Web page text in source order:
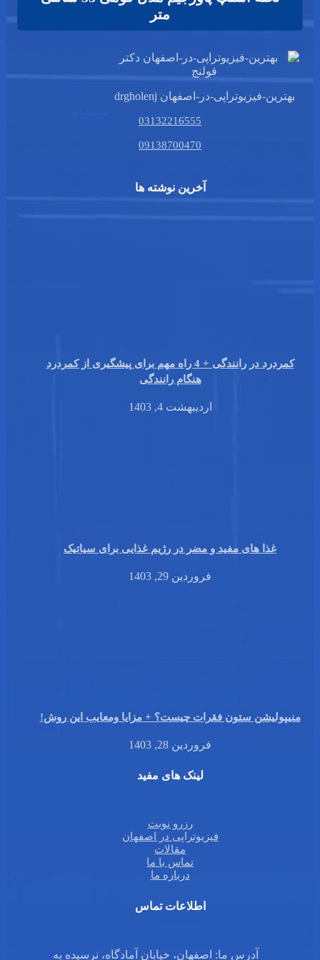
متر
بهترین-فیزیوتراپی-در-اصفهان drgholenj
03132216555
09138700470
آخرین نوشته ها
کمردرد در رانندگی + 4 راه مهم برای پیشگیری از کمردرد
هنگام رانندگی
اردیبهشت 4, 1403
غذا های مفید و مضر در رژیم غذایی برای سیاتیک
فروردین 29, 1403
منیپولیشن ستون فقرات چیست؟ + مزایا ومعایب این روش!
فروردین 28, 1403
لینک های مفید
رزرو نوبت
فیزیوتراپی در اصفهان
مقالات
تماس با ما
درباره ما
اطلاعات تماس
آدرس ما: اصفهان، خیابان آمادگاه، نرسیده به